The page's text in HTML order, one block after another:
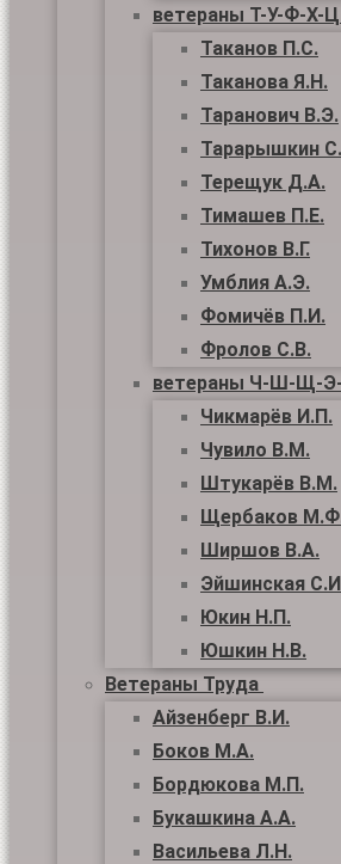
ветераны Т-У-Ф-Х-Ц
Таканов П.С.
Таканова Я.Н.
Таранович В.Э.
Тарарышкин
Терещук Д.А.
Тимашев П.Е.
Тихонов В.Г.
Умблия А.Э.
Фомичёв П.И.
Фролов С.В.
ветераны Ч-Ш-Щ-
Чикмарёв И.П.
Чувило В.М.
Штукарёв В.М.
Щербаков
Ширшов В.А.
Эйшинская
Юкин Н.П.
Юшкин Н.В.
Ветераны Труда
Айзенберг В.И.
Боков М.А.
Бордюкова М.П.
Букашкина А.А.
Васильева Л.Н.